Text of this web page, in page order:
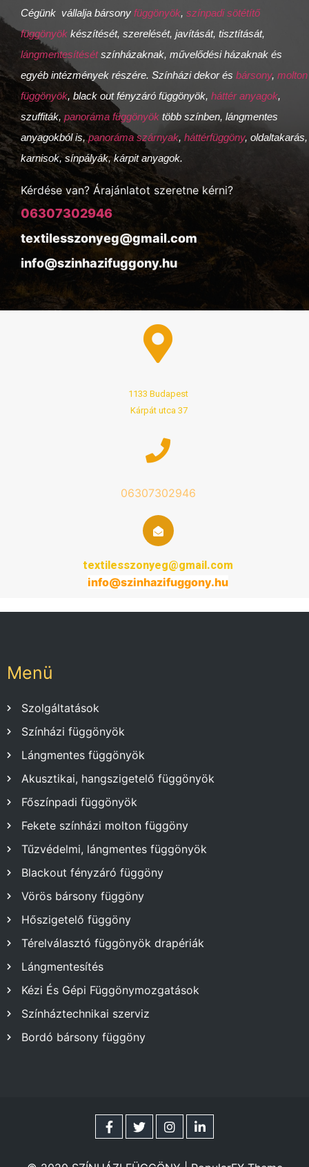
Cégünk vállalja bársony függönyök, színpadi sötétítő
függönyök készítését, szerelését, javítását, tisztítását,
lángmentesítésétszínházaknak, művelődési házaknak és
egyéb intézmények részére. Színházi dekor és bársony, molton
függönyök, black out fényzáró függönyök, háttér anyagok,
szuffiták, panoráma függönyök több színben, lángmentes
anyagokból is,panoráma szárnyak, háttérfüggöny, oldaltakarás,
karnisok, sínpályák, kárpit anyagok.
Kérdése van? Árajánlatot szeretne kérni?
06307302946
textilesszonyeg@gmail.com
info@szinhazifuggony.hu
1133 Budapest
Kárpát utca 37
06307302946
textilesszonyeg@gmail.com
info@szinhazifuggony.hu
Menü
Szolgáltatások
Színházi függönyök
Lángmentes függönyök
Akusztikai, hangszigetelő függönyök
Főszínpadi függönyök
Fekete színházi molton függöny
Tűzvédelmi, lángmentes függönyök
Blackout fényzáró függöny
Vörös bársony függöny
Hőszigetelő függöny
Térelválasztó függönyök drapériák
Lángmentesítés
Kézi És Gépi Függönymozgatások
Színháztechnikai szerviz
Bordó bársony függöny